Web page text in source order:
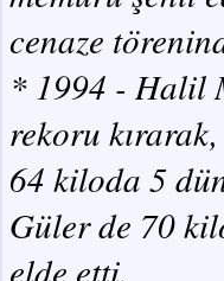
cenaze
* 1994 - Halil
rekoru
64 kiloda 5
Güler de 70
elde etti.